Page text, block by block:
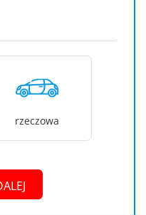
rzeczowa